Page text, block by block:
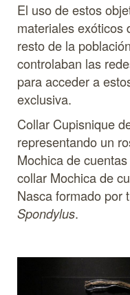
El uso de estos
materiales exóticos
resto de la
controlaban las
para acceder a
exclusiva.
Collar Cupisnique
representando un
Mochica de
collar Mochica de
Nasca formado por
Spondylus.